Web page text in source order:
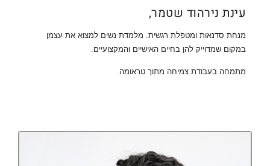
עינת נירהוד שטמר,
מנחת סדנאות ומטפלת רגשית. מלמדת נשים למצוא את עצמן
במקום שמדוייק להן בחיים האישיים והמקצועיים.
מתמחה בעבודת צמיחה מתוך טראומה.